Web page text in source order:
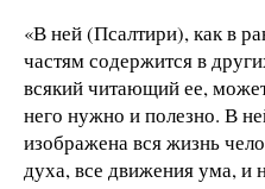
«В ней (Псалтири), как в
частям содержится в
всякий читающий ее,
него нужно и полезно. В
изображена вся жизнь
духа, все движения ума, и